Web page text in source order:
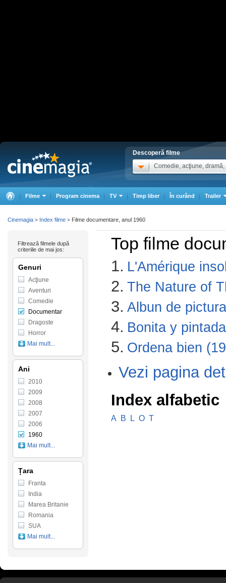
Descoperă filme
Comedie, acţiune, dramă,
Filme Program cinema TV Timp liber În curând Trailer
Top filme
1. L'Amérique
2. The Nature of
3. Albun de
4. Bonita y
5. Ordena bien
Vezi pagina
Index alfabetic
A B L O T
Filtrează filmele după
criteriile de mai jos:
Genuri
Acţiune
Aventuri
Comedie
Documentar
Dragoste
Horror
Mai mult...
Ani
2010
2009
2008
2007
2006
1960
Mai mult...
Țara
Franta
India
Marea Britanie
Romania
SUA
Mai mult...
Cinemagia > Index filme > Filme documentare, anul 1960